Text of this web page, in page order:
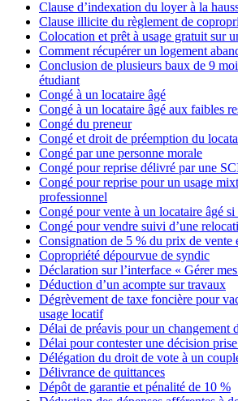
Clause d’indexation du loyer à la
Clause illicite du règlement de
Colocation et prêt à usage gratuit sur
Comment récupérer un logement
Conclusion de plusieurs baux de 9
étudiant
Congé à un locataire âgé
Congé à un locataire âgé aux faibles
Congé du preneur
Congé et droit de préemption du
Congé par une personne morale
Congé pour reprise délivré par une
Congé pour reprise pour un usage
professionnel
Congé pour vente à un locataire âgé
Congé pour vendre suivi d’une
Consignation de 5 % du prix de vente
Copropriété dépourvue de syndic
Déclaration sur l’interface « Gérer
Déduction d’un acompte sur travaux
Dégrèvement de taxe foncière pour
usage locatif
Délai de préavis pour un changement
Délai pour contester une décision
Délégation du droit de vote à un
Délivrance de quittances
Dépôt de garantie et pénalité de 10 %